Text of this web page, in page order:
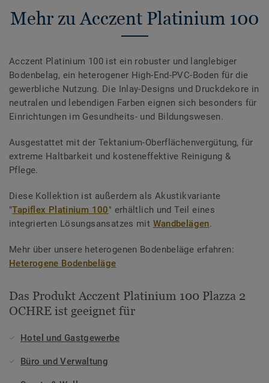
Mehr zu Acczent Platinium 100
Acczent Platinium 100 ist ein robuster und langlebiger
Bodenbelag, ein heterogener High-End-PVC-Boden für die
gewerbliche Nutzung. Die Inlay-Designs und Druckdekore in
neutralen und lebendigen Farben eignen sich besonders für
Einrichtungen im Gesundheits- und Bildungswesen.
Ausgestattet mit der Tektanium-Oberflächenvergütung, für
extreme Haltbarkeit und kosteneffektive Reinigung &
Pflege.
Diese Kollektion ist außerdem als Akustikvariante
"Tapiflex Platinium 100" erhältlich und Teil eines
integrierten Lösungsansatzes mit Wandbelägen.
Mehr über unsere heterogenen Bodenbeläge erfahren:
Heterogene Bodenbeläge
Das Produkt Acczent Platinium 100 Plazza 2
OCHRE ist geeignet für
Hotel und Gastgewerbe
Büro und Verwaltung